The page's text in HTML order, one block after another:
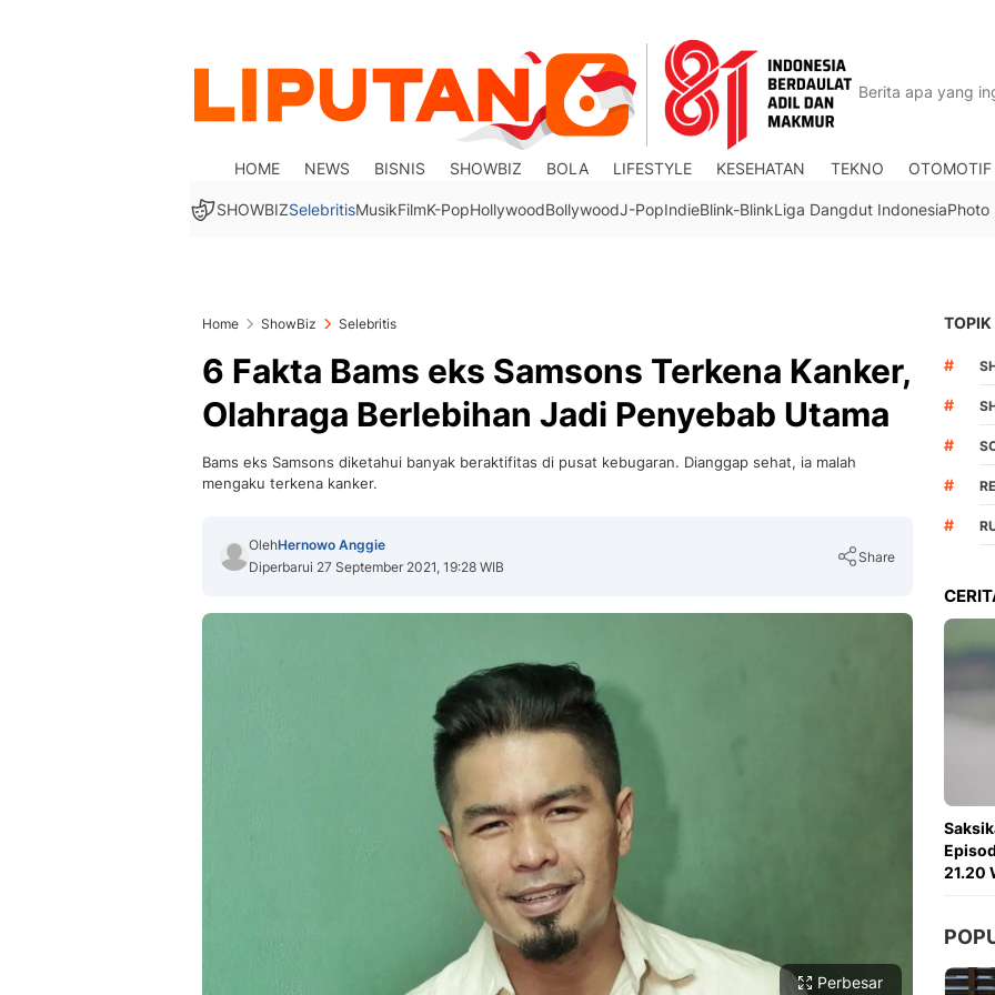
HOME NEWS BISNIS SHOWBIZ BOLA LIFESTYLE KESEHATAN TEKNO OTOMOTIF
SHOWBIZSelebritisMusikFilmK-PopHollywoodBollywoodJ-PopIndieBlink-BlinkLiga Dangdut IndonesiaPhoto
Home ShowBiz Selebritis
6 Fakta Bams eks Samsons Terkena Kanker,
Olahraga Berlebihan Jadi Penyebab Utama
Bams eks Samsons diketahui banyak beraktifitas di pusat kebugaran. Dianggap sehat, ia malah
mengaku terkena kanker.
OlehHernowo Anggie
Diperbarui 27 September 2021, 19:28 WIB
Share
Perbesar
TOPIK
#
#
#
#
#
21.20